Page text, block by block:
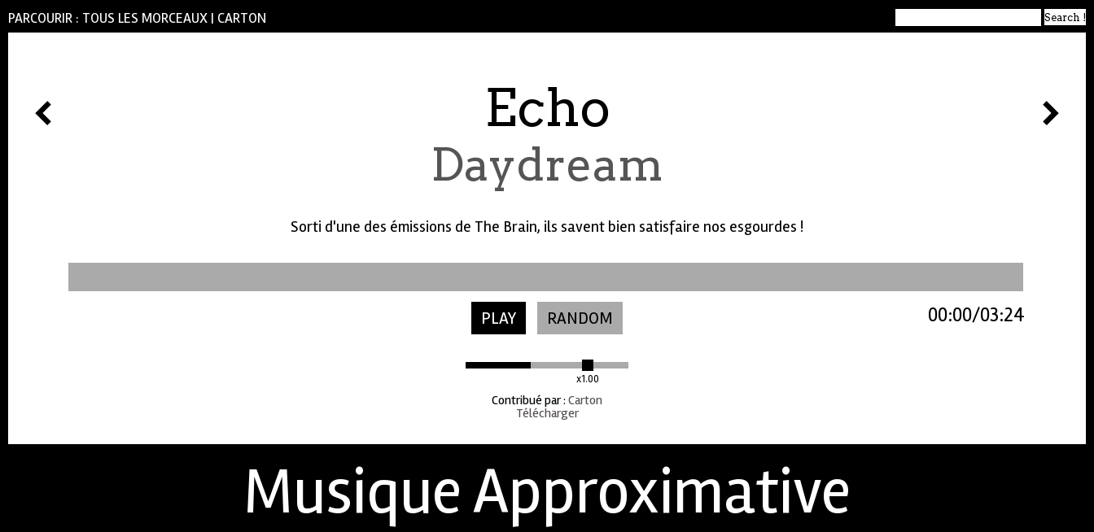
PARCOURIR : TOUS LES MORCEAUX | CARTON
Echo
Daydream
Sorti d'une des émissions de The Brain, ils savent bien satisfaire nos esgourdes !
PLAY RANDOM
x1.00
03:24
00:00
Contribué par: Carton
Télécharger
Musique Approximative